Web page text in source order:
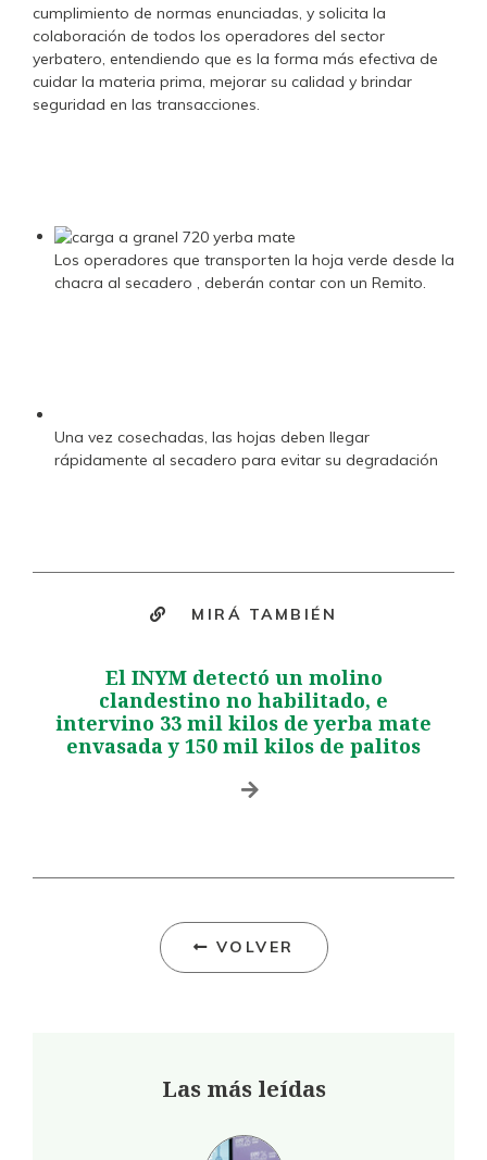
cumplimiento de normas enunciadas, y solicita la
colaboración de todos los operadores del sector
yerbatero, entendiendo que es la forma más efectiva de
cuidar la materia prima, mejorar su calidad y brindar
seguridad en las transacciones.
Los operadores que transporten la hoja verde desde la
chacra al secadero , deberán contar con un Remito.
Una vez cosechadas, las hojas deben llegar
rápidamente al secadero para evitar su degradación
MIRÁ TAMBIÉN
El INYM detectó un molino
clandestino no habilitado, e
intervino 33 mil kilos de yerba mate
envasada y 150 mil kilos de palitos
VOLVER
Las más leídas